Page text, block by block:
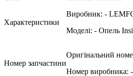
Характеристики
Виробник: -
Моделі: - Опель
Номер запчастини
Оригінальний
Номер виробника: